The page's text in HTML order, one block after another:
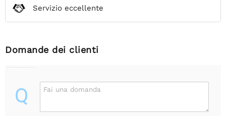
Servizio eccellente
Domande dei clienti
Q Fai una domanda